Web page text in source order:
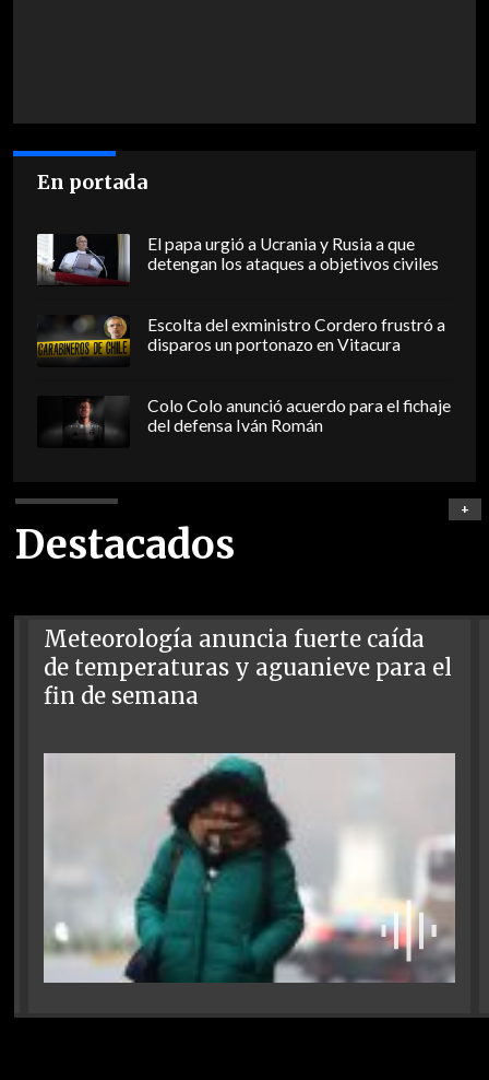
En portada
El papa urgió a Ucrania y Rusia a que
detengan los ataques a objetivos civiles
Escolta del exministro Cordero frustró a
disparos un portonazo en Vitacura
Colo Colo anunció acuerdo para el fichaje
del defensa Iván Román
Destacados
+
Meteorología anuncia fuerte caída
de temperaturas y aguanieve para el
fin de semana